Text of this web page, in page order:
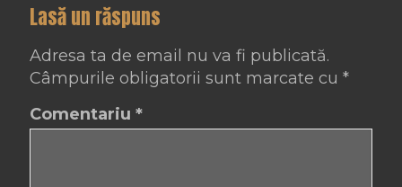
Lasă un răspuns
Adresa ta de email nu va fi publicată.
Câmpurile obligatorii sunt marcate cu *
Comentariu *